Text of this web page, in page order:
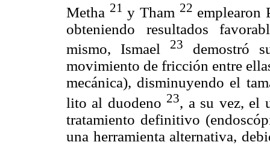
Metha 21 y Tham 22 emplearon
obteniendo resultados
mismo, Ismael
23
demostró
movimiento de fricción entre
mecánica), disminuyendo el
lito al duodeno 23, a su vez, el
tratamiento definitivo
una herramienta alternativa,